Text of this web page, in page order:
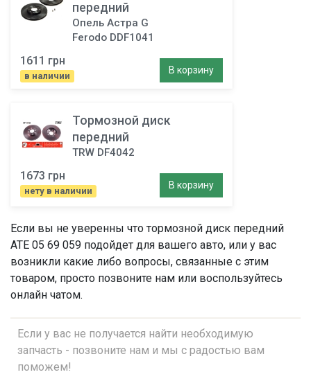
передний
Опель Астра G
Ferodo DDF1041
1611 грн
в наличии
В корзину
Тормозной диск
передний
TRW DF4042
1673 грн
нету в наличии
В корзину
Если вы не уверенны что тормозной диск передний
ATE 05 69 059 подойдет для вашего авто, или у вас
возникли какие либо вопросы, связанные с этим
товаром, просто позвоните нам или воспользуйтесь
онлайн чатом.
Если у вас не получается найти необходимую
запчасть - позвоните нам и мы с радостью вам
поможем!